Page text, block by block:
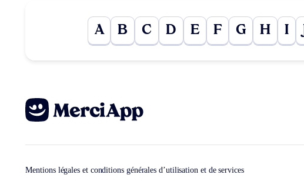
A B C D E F G H I
Mentions légales et conditions générales d’utilisation et de services